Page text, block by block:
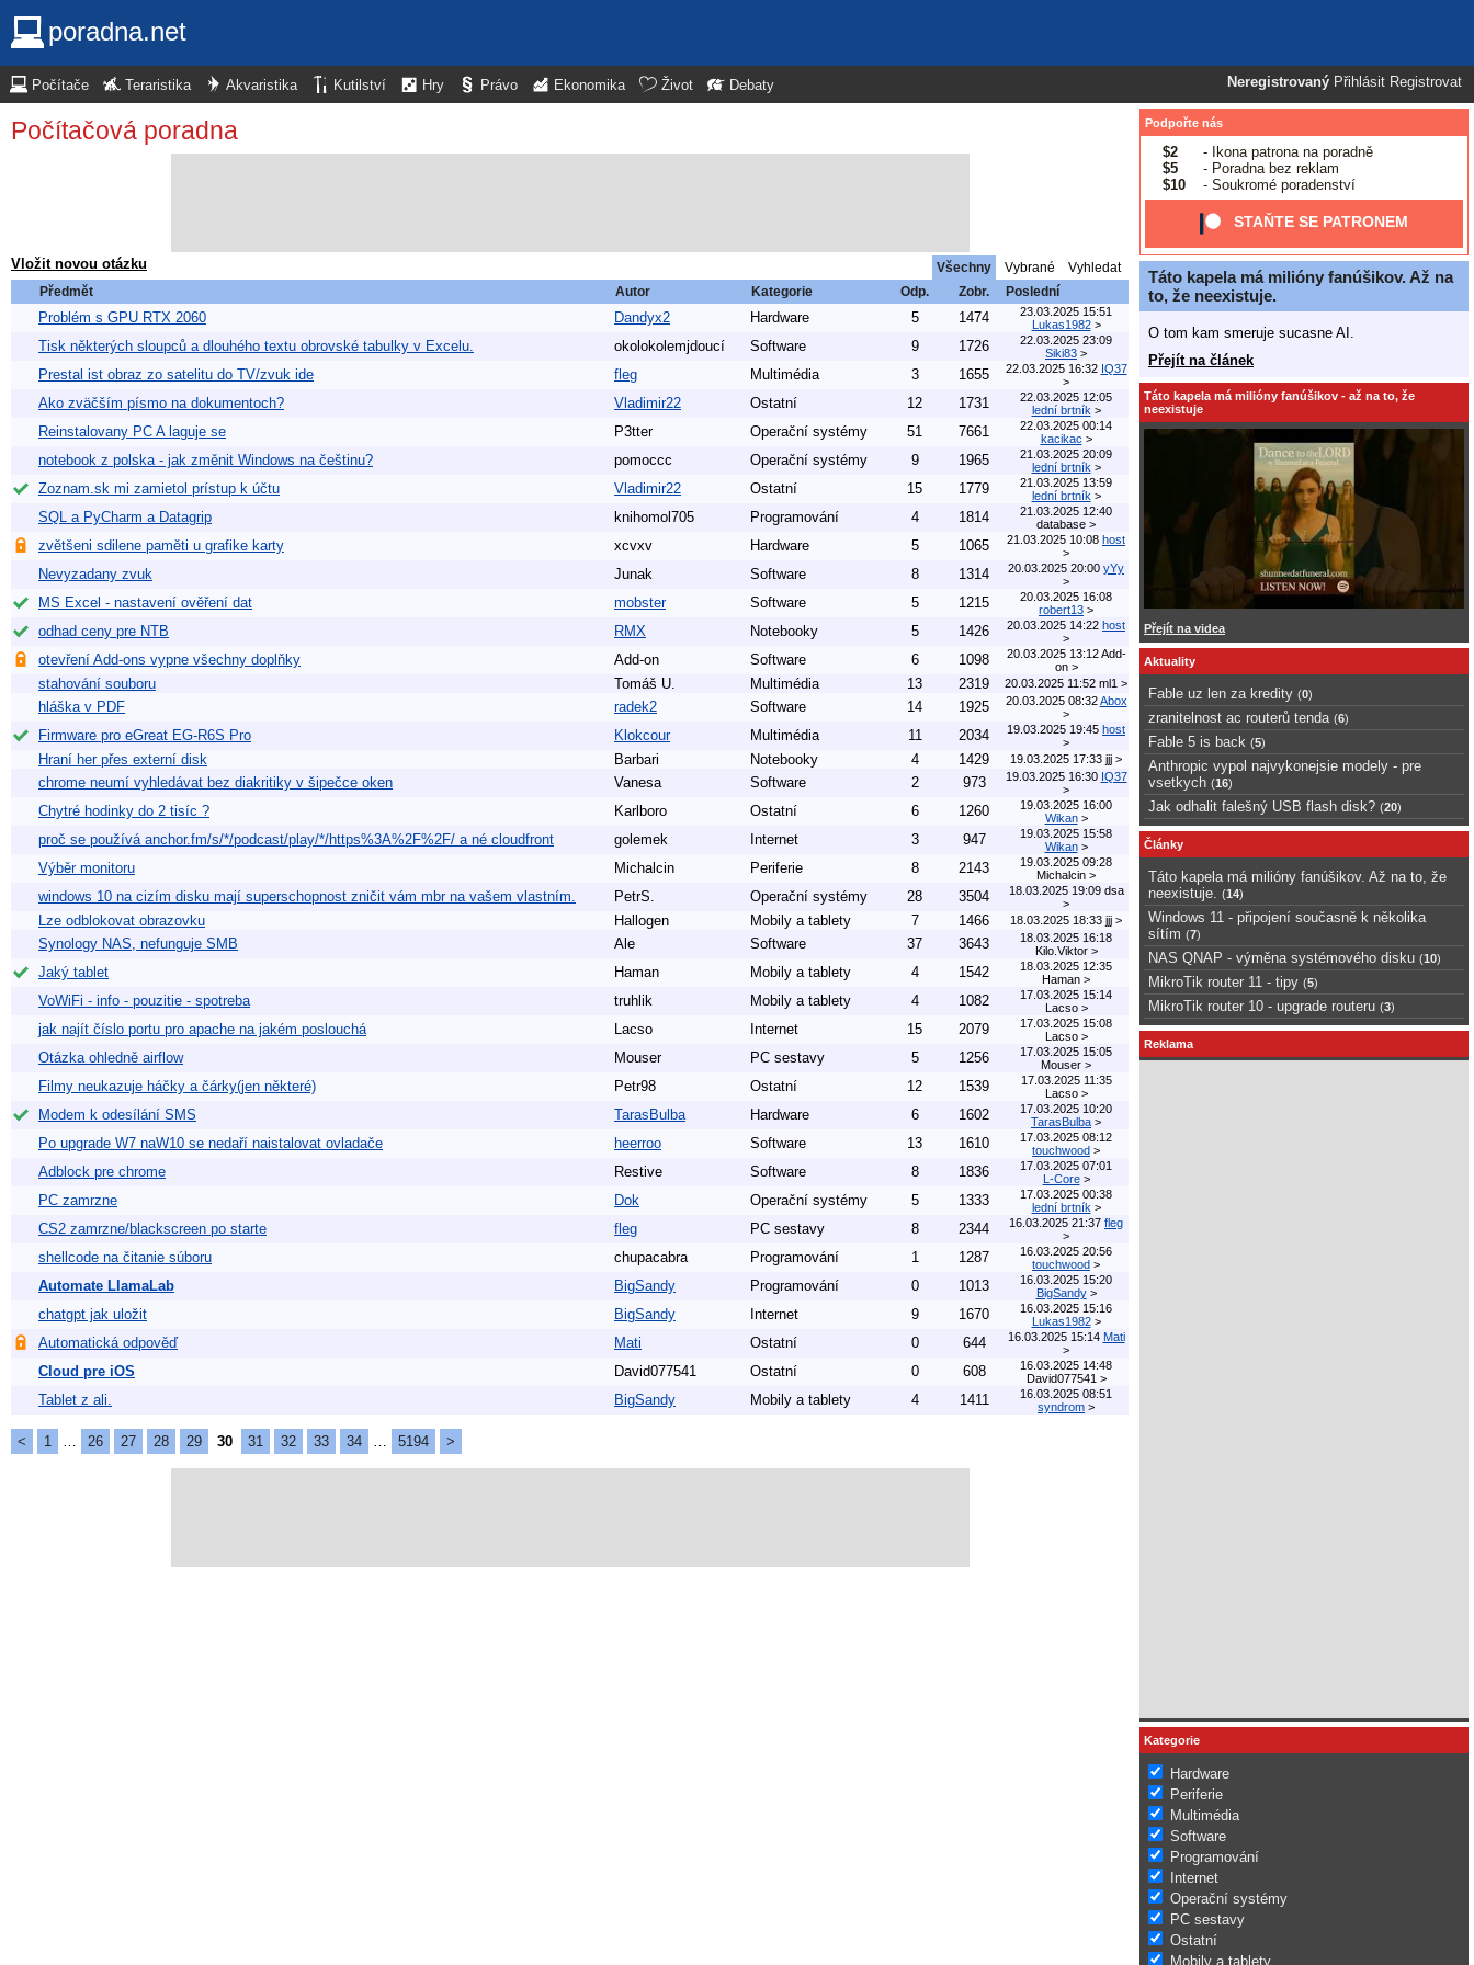
poradna.net
Neregistrovaný Přihlásit Registrovat
Počítače Teraristika Akvaristika Kutilství Hry Právo Ekonomika Život Debaty
Počítačová poradna
Vložit novou otázku Všechny Vybrané
Vyhledat
Předmět
Autor Kategorie Odp. Zobr. Poslední
Problém s GPU RTX 2060 Dandyx2 Hardware 5 1474
23.03.2025 15:51
Lukas1982 >
Tisk některých sloupců a dlouhého textu obrovské tabulky v Excelu. okolokolemjdoucí Software 9 1726
22.03.2025 23:09
Siki83 >
Prestal ist obraz zo satelitu do TV/zvuk ide fleg Multimédia 3 1655 22.03.2025 16:32 IQ37
>
Ako zväčším písmo na dokumentoch? Vladimir22 Ostatní 12 1731
22.03.2025 12:05
lední brtník >
Reinstalovany PC A laguje se P3tter Operační systémy 51 7661
22.03.2025 00:14
kacikac >
notebook z polska - jak změnit Windows na češtinu? pomoccc Operační systémy 9 1965
21.03.2025 20:09
lední brtník >
Zoznam.sk mi zamietol prístup k účtu Vladimir22 Ostatní 15 1779
21.03.2025 13:59
lední brtník >
SQL a PyCharm a Datagrip knihomol705 Programování 4 1814
21.03.2025 12:40
database >
zvětšeni sdilene paměti u grafike karty xcvxv Hardware 5 1065 21.03.2025 10:08 host
>
Nevyzadany zvuk Junak Software 8 1314 20.03.2025 20:00 yYy
>
MS Excel - nastavení ověření dat mobster Software 5 1215
20.03.2025 16:08
robert13 >
odhad ceny pre NTB RMX Notebooky 5 1426 20.03.2025 14:22 host
>
otevření Add-ons vypne všechny doplňky Add-on Software 6 1098 20.03.2025 13:12Add-
on >
stahování souboru Tomáš U. Multimédia 13 2319 20.03.2025 11:52 ml1 >
hláška v PDF radek2 Software 14 1925 20.03.2025 08:32 Abox
>
Firmware pro eGreat EG-R6S Pro Klokcour Multimédia 11 2034 19.03.2025 19:45 host
>
Hraní her přes externí disk Barbari Notebooky 4 1429 19.03.2025 17:33 jjj >
chrome neumí vyhledávat bez diakritiky v šipečce oken Vanesa Software 2 973 19.03.2025 16:30 IQ37
>
Chytré hodinky do 2 tisíc ? Karlboro Ostatní 6 1260
19.03.2025 16:00
Wikan >
proč se používá anchor.fm/s/*/podcast/play/*/https%3A%2F%2F/ a né cloudfront golemek Internet 3 947
19.03.2025 15:58
Wikan >
Výběr monitoru Michalcin Periferie 8 2143
19.03.2025 09:28
Michalcin >
windows 10 na cizím disku mají superschopnost zničit vám mbr na vašem vlastním. PetrS. Operační systémy 28 3504 18.03.2025 19:09dsa
>
Lze odblokovat obrazovku Hallogen Mobily a tablety 7 1466 18.03.2025 18:33 jjj >
Synology NAS, nefunguje SMB Ale Software 37 3643
18.03.2025 16:18
Kilo.Viktor >
Jaký tablet Haman Mobily a tablety 4 1542
18.03.2025 12:35
Haman >
VoWiFi - info - pouzitie - spotreba truhlik Mobily a tablety 4 1082
17.03.2025 15:14
Lacso >
jak najít číslo portu pro apache na jakém poslouchá Lacso Internet 15 2079
17.03.2025 15:08
Lacso >
Otázka ohledně airflow Mouser PC sestavy 5 1256
17.03.2025 15:05
Mouser >
Filmy neukazuje háčky a čárky(jen některé) Petr98 Ostatní 12 1539
17.03.2025 11:35
Lacso >
Modem k odesílání SMS TarasBulba Hardware 6 1602
17.03.2025 10:20
TarasBulba >
Po upgrade W7 naW10 se nedaří naistalovat ovladače heerroo Software 13 1610
17.03.2025 08:12
touchwood >
Adblock pre chrome Restive Software 8 1836
17.03.2025 07:01
L-Core >
PC zamrzne Dok Operační systémy 5 1333
17.03.2025 00:38
lední brtník >
CS2 zamrzne/blackscreen po starte fleg PC sestavy 8 2344 16.03.2025 21:37 fleg
>
shellcode na čitanie súboru chupacabra Programování 1 1287
16.03.2025 20:56
touchwood >
Automate LlamaLab BigSandy Programování 0 1013
16.03.2025 15:20
BigSandy >
chatgpt jak uložit BigSandy Internet 9 1670
16.03.2025 15:16
Lukas1982 >
Automatická odpověď Mati Ostatní 0 644 16.03.2025 15:14 Mati
>
Cloud pre iOS David077541 Ostatní 0 608
16.03.2025 14:48
David077541 >
Tablet z ali. BigSandy Mobily a tablety 4 1411
16.03.2025 08:51
syndrom >
< 1 26 27 28 29 30 31 32 33 34 5194 >
Podpořte nás
$2
- Ikona patrona na poradně
$5
- Poradna bez reklam
$10
- Soukromé poradenství
STAŇTE SE PATRONEM
Táto kapela má milióny fanúšikov. Až na
to, že neexistuje.
O tom kam smeruje sucasne AI.
Přejít na článek
Táto kapela má milióny fanúšikov - až na to, že
neexistuje
Přejít na videa
Aktuality
Fable uz len za kredity (0)
zranitelnost ac routerů tenda (6)
Fable 5 is back (5)
Anthropic vypol najvykonejsie modely - pre
vsetkych (16)
Jak odhalit falešný USB flash disk? (20)
Články
Táto kapela má milióny fanúšikov. Až na to, že
neexistuje.
(14)
Windows 11 - připojení současně k několika
sítím (7)
NAS QNAP - výměna systémového disku (10)
MikroTik router 11 - tipy (5)
MikroTik router 10 - upgrade routeru (3)
Reklama
Kategorie
Hardware
Periferie
Multimédia
Software
Programování
Internet
Operační systémy
PC sestavy
Ostatní
Mobily a tablety